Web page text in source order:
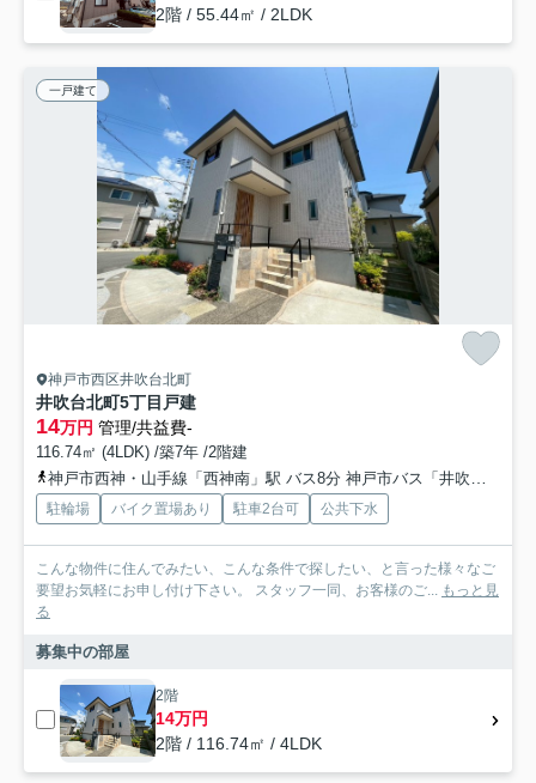
2階 / 55.44㎡ / 2LDK
一戸建て
神戸市西区井吹台北町
井吹台北町5丁目戸建
14万円 管理/共益費-
116.74㎡ (4LDK) /築7年 /2階建
神戸市西神・山手線「西神南」駅 バス8分 神戸市バス「井吹台東町５丁目」 停歩5分
駐輪場 バイク置場あり 駐車2台可 公共下水
こんな物件に住んでみたい、こんな条件で探したい、と言った様々なご
要望お気軽にお申し付け下さい。 スタッフ一同、お客様のご...
もっと見
る
募集中の部屋
2階
14万円
2階 / 116.74㎡ / 4LDK